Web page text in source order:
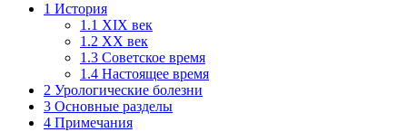
1 История
1.1 XIX век
1.2 XX век
1.3 Советское время
1.4 Настоящее время
2 Урологические болезни
3 Основные разделы
4 Примечания